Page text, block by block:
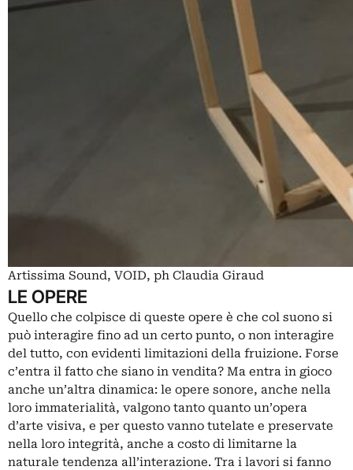
Artissima Sound, VOID, ph Claudia Giraud
LE OPERE
Quello che colpisce di queste opere è che col suono si
può interagire fino ad un certo punto, o non interagire
del tutto, con evidenti limitazioni della fruizione. Forse
c’entra il fatto che siano in vendita? Ma entra in gioco
anche un’altra dinamica: le opere sonore, anche nella
loro immaterialità, valgono tanto quanto un’opera
d’arte visiva, e per questo vanno tutelate e preservate
nella loro integrità, anche a costo di limitarne la
naturale tendenza all’interazione. Tra i lavori si fanno